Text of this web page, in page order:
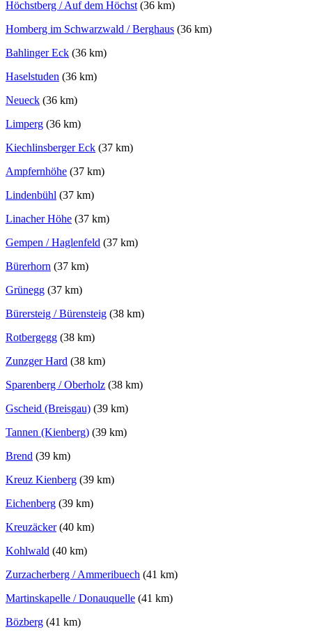
Höchstberg / Auf dem Höchst(36 km)
Homberg im Schwarzwald / Berghaus (36 km)
Bahlinger Eck (36 km)
Haselstuden (36 km)
Neueck (36 km)
Limperg (36 km)
Kiechlinsberger Eck (37 km)
Ampfernhöhe (37 km)
Lindenbühl (37 km)
Linacher Höhe (37 km)
Gempen / Haglenfeld (37 km)
Bürerhorn (37 km)
Grünegg (37 km)
Bürersteig / Bürensteig (38 km)
Rotbergegg (38 km)
Zunzger Hard (38 km)
Sparenberg / Oberholz (38 km)
Gscheid (Breisgau) (39 km)
Tannen (Kienberg) (39 km)
Brend (39 km)
Kreuz Kienberg (39 km)
Eichenberg (39 km)
Kreuzäcker(40 km)
Kohlwald (40 km)
Zurzacherberg / Ammeribuech (41 km)
Martinskapelle / Donauquelle (41 km)
Bözberg (41 km)